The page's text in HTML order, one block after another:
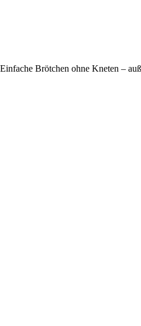
Einfache Brötchen ohne Kneten –